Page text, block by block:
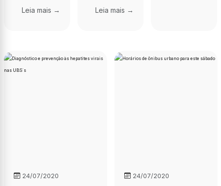
Leia mais → Leia mais →
24/07/2020 24/07/2020